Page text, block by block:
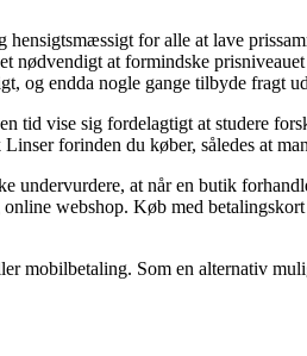
hensigtsmæssigt for alle at lave
nødvendigt at formindske
og endda nogle gange tilbyde fragt
tid vise sig fordelagtigt at studere
forinden du køber, således at
undervurdere, at når en butik
online webshop. Køb med
mobilbetaling. Som en alternativ